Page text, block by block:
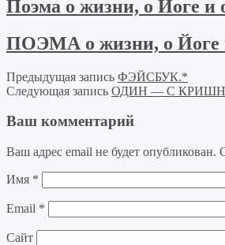
Поэма о жизни, о Йоге и
ПОЭМА о жизни, о Йоге
Предыдущая запись ФЭЙСБУК.*
Следующая запись ОДИН — С
Ваш комментарий
Ваш адрес email не будет опубликован.
Имя *
Email *
Сайт